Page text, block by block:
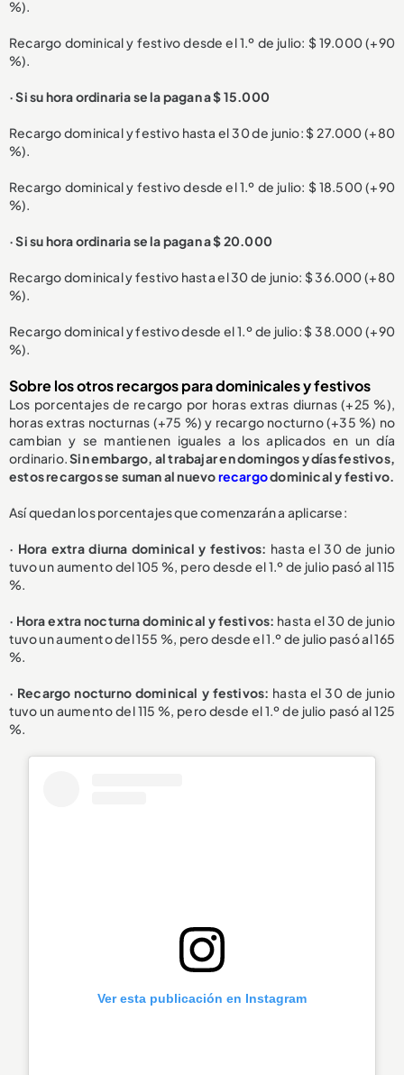
%).
Recargo dominical y festivo desde el 1.º de julio: $ 19.000 (+90
%).
· Si su hora ordinaria se la pagan a $ 15.000
Recargo dominical y festivo hasta el 30 de junio: $ 27.000 (+80
%).
Recargo dominical y festivo desde el 1.º de julio: $ 18.500 (+90
%).
· Si su hora ordinaria se la pagan a $ 20.000
Recargo dominical y festivo hasta el 30 de junio: $ 36.000 (+80
%).
Recargo dominical y festivo desde el 1.º de julio: $ 38.000 (+90
%).
Sobre los otros recargos para dominicales y festivos
Los porcentajes de recargo por horas extras diurnas (+25 %),
horas extras nocturnas (+75 %) y recargo nocturno (+35 %) no
cambian y se mantienen iguales a los aplicados en un día
ordinario.Sin embargo, al trabajar en domingos y días festivos,
estos recargos se suman al nuevorecargodominical y festivo.
Así quedan los porcentajes que comenzarán a aplicarse:
· Hora extra diurna dominical y festivos: hasta el 30 de junio
tuvo un aumento del 105 %, pero desde el 1.º de julio pasó al 115
%.
· Hora extra nocturna dominical y festivos: hasta el 30 de junio
tuvo un aumento del 155 %, pero desde el 1.º de julio pasó al 165
%.
· Recargo nocturno dominical y festivos: hasta el 30 de junio
tuvo un aumento del 115 %, pero desde el 1.º de julio pasó al 125
%.
Ver esta publicación en Instagram